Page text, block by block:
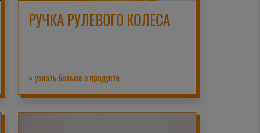
РУЧКА РУЛЕВОГО КОЛЕСА
» узнать больше о продукте